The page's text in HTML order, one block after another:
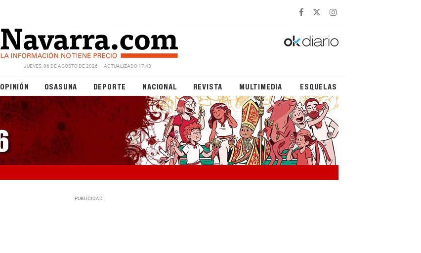
JUEVES, 06 DE AGOSTO DE 2026 ACTUALIZADO 17:43
OPINIÓN OSASUNA DEPORTE NACIONAL REVISTA MULTIMEDIA ESQUELAS